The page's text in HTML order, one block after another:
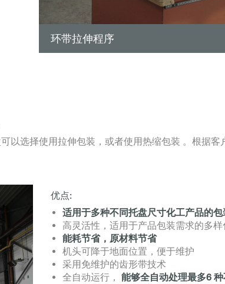
环带拉伸程序
以选择使用拉伸包装，或者使用热缩包装 。根据客
优点:
适用于多种不同托盘尺寸化工产品的
高灵活性，适用于产品包装需求的多样
能耗节省，原材料节省
机头可降于地面位置，便于维护
采用免维护的齿形带技术
全自动运行，能够全自动处理最多6